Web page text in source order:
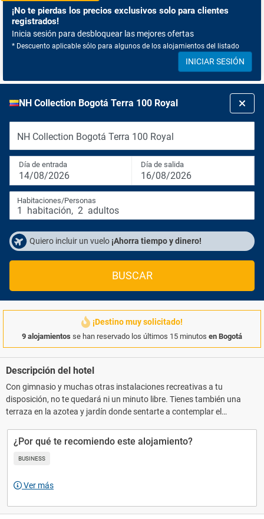
¡No te pierdas los precios exclusivos solo para clientes
registrados!
Inicia sesión para desbloquear las mejores ofertas
* Descuento aplicable sólo para algunos de los alojamientos del listado
INICIAR SESIÓN
NH Collection Bogotá Terra 100 Royal
NH Collection Bogotá Terra 100 Royal
Día de entrada
14/08/2026
Día de salida
16/08/2026
Habitaciones/Personas
1 habitación, 2 adultos
Quiero incluir un vuelo ¡Ahorra tiempo y dinero!
BUSCAR
¡Destino muy solicitado!
9 alojamientos se han reservado los últimos 15 minutos en Bogotá
Descripción del hotel
Con gimnasio y muchas otras instalaciones recreativas a tu
disposición, no te quedará ni un minuto libre. Tienes también una
terraza en la azotea y jardín donde sentarte a contemplar el
servicios de conserjería y un salón de baile.. Tendrás conexión a
Internet por cable gratis, un centro de negocios abierto las 24
horas y periódicos gratuitos en el vestíbulo a tu disposición.
prestaciones como servicio de transporte al aeropuerto (ida y
¿Por qué te recomiendo este alojamiento?
BUSINESS
Ver más